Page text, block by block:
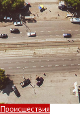
Происшествия